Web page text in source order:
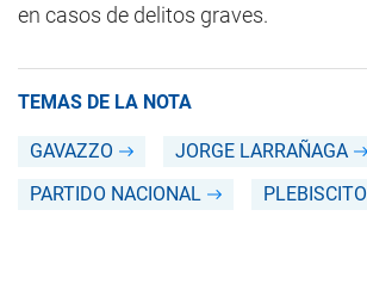
en casos de delitos graves.
TEMAS DE LA NOTA
GAVAZZO
JORGE LARRAÑAGA
PARTIDO NACIONAL
PLEBISCITO